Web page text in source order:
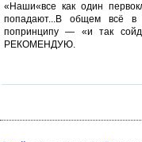
«Наши«все как один
попадают...В общем всё в
попринципу — «и так
РЕКОМЕНДУЮ.